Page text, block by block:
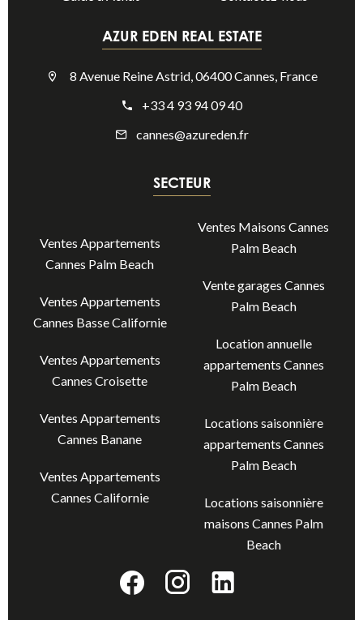
AZUR EDEN REAL ESTATE
8 Avenue Reine Astrid, 06400 Cannes, France
+33 4 93 94 09 40
cannes@azureden.fr
SECTEUR
Ventes Appartements
Cannes Palm Beach
Ventes Appartements
Cannes Basse Californie
Ventes Appartements
Cannes Croisette
Ventes Appartements
Cannes Banane
Ventes Appartements
Cannes Californie
Ventes Maisons Cannes
Palm Beach
Vente garages Cannes
Palm Beach
Location annuelle
appartements Cannes
Palm Beach
Locations saisonnière
appartements Cannes
Palm Beach
Locations saisonnière
maisons Cannes Palm
Beach